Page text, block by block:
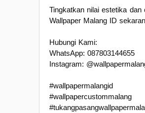
Tingkatkan nilai estetika
Wallpaper Malang ID
Hubungi Kami:
WhatsApp: 087803144655
Instagram:
#wallpapermalangid
#wallpapercustommalang